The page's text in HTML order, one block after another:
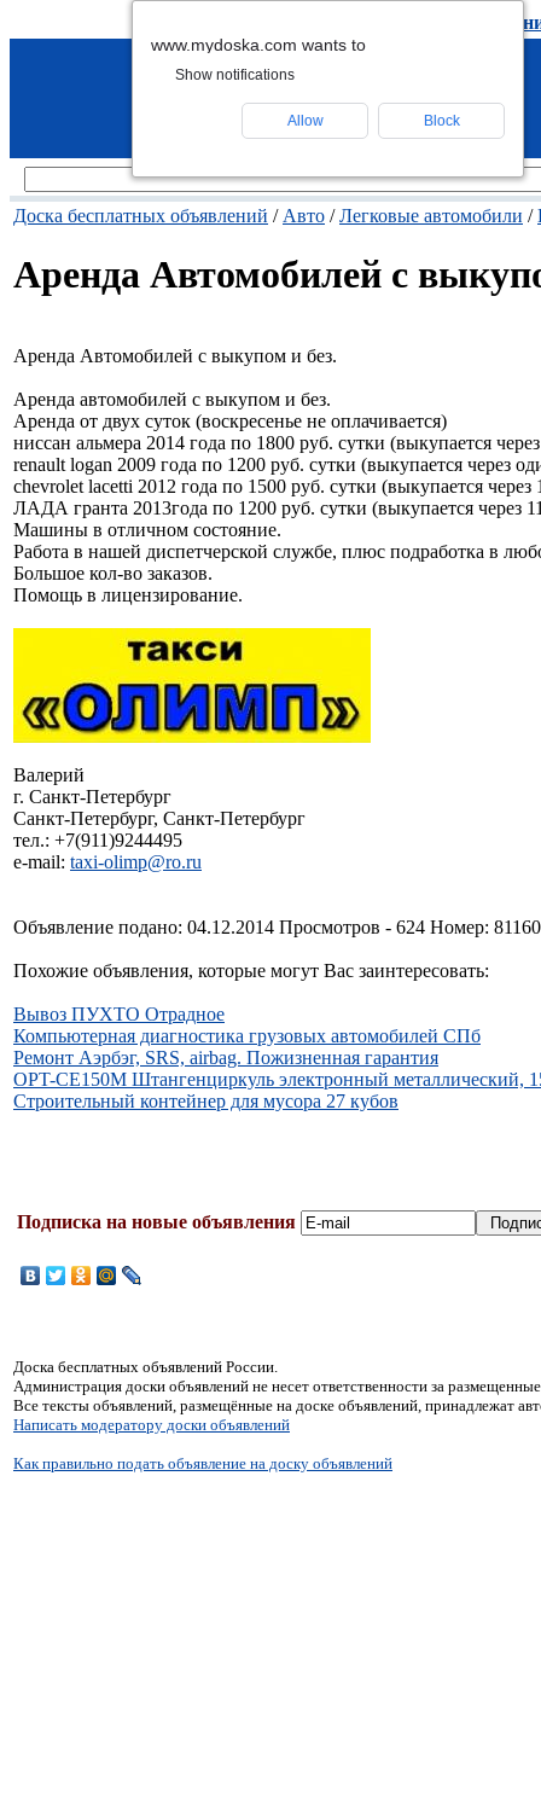
удалить
Доска бесплатных объявлений / Авто /Легковые автомобили /
Аренда Автомобилей с
Аренда Автомобилей с выкупом и без.
Аренда автомобилей с выкупом и без.
Аренда от двух суток (воскресенье не оплачивается)
ниссан альмера 2014 года по 1800 руб. сутки (выкупается
renault logan 2009 года по 1200 руб. сутки (выкупается через
chevrolet lacetti 2012 года по 1500 руб. сутки (выкупается через
ЛАДА гранта 2013года по 1200 руб. сутки (выкупается через
Машины в отличном состояние.
Работа в нашей диспетчерской службе, плюс подработка в
Большое кол-во заказов.
Помощь в лицензирование.
Валерий
г. Санкт-Петербург
Санкт-Петербург, Санкт-Петербург
тел.: +7(911)9244495
e-mail: taxi-olimp@ro.ru
Объявление подано: 04.12.2014 Просмотров - 624 Номер:
Похожие объявления, которые могут Вас заинтересовать:
Вывоз ПУХТО Отрадное
Компьютерная диагностика грузовых автомобилей СПб
Ремонт Aэрбэг, SRS, airbag. Пожизненная гарантия
OPT-CE150M Штангенциркуль электронный металлический,
Строительный контейнер для мусора 27 кубов
Подписка на новые объявления
Доска бесплатных объявлений России.
Администрация доски объявлений не несет ответственности за
Все тексты объявлений, размещённые на доске объявлений, принадлежат
Написать модератору доски объявлений
Как правильно подать объявление на доску объявлений
www.mydoska.com wants to
Show notifications
Allow Block